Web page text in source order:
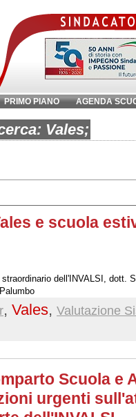
PRIMO PIANO AGENDA
chiave: Vales;
e scuola
dell'INVALSI, dott.
, Vales, Valutazione
Scuola e
urgenti